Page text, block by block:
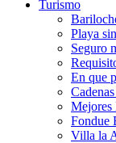
Turismo
Playa
Seguro
En que
Mejores
Fondue
Villa la